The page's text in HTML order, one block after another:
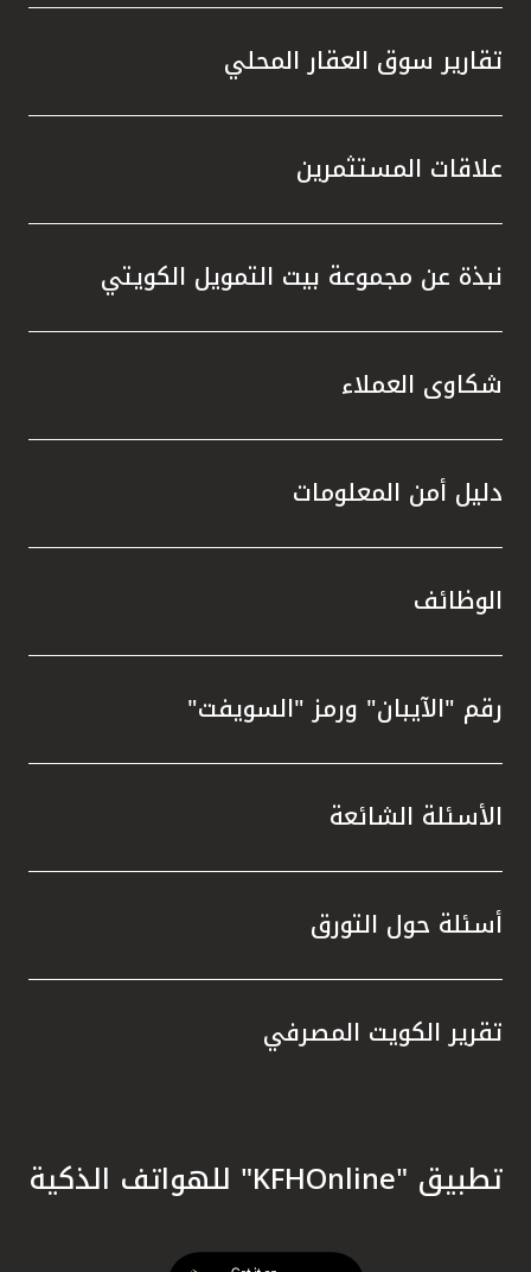
تقارير سوق العقار المحلي
علاقات المستثمرين
نبذة عن مجموعة بيت التمويل الكويتي
شكاوى العملاء
دليل أمن المعلومات
الوظائف
رقم "الآيبان" ورمز "السويفت"
الأسئلة الشائعة
أسئلة حول التورق
تقرير الكويت المصرفي
تطبيق "KFHOnline" للهواتف الذكية